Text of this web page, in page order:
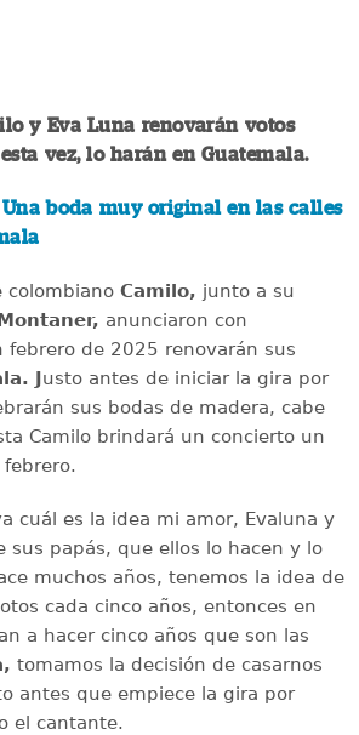
y Eva Luna renovarán votos
vez, lo harán en Guatemala.
boda muy original en las calles
colombiano Camilo, junto a su
anunciaron con
febrero de 2025 renovarán sus
Justo antes de iniciar la gira por
sus bodas de madera, cabe
Camilo brindará un concierto un
cuál es la idea mi amor, Evaluna y
sus papás, que ellos lo hacen y lo
muchos años, tenemos la idea de
cada cinco años, entonces en
a hacer cinco años que son las
tomamos la decisión de casarnos
antes que empiece la gira por
el cantante.